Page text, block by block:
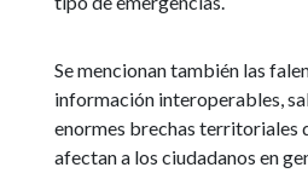
Se mencionan también las
información interoperables,
enormes brechas territoriales
afectan a los ciudadanos en